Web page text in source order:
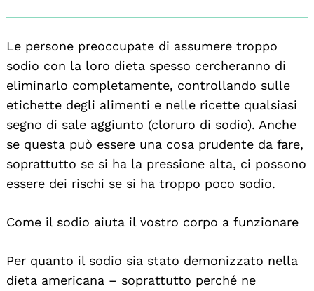
Le persone preoccupate di assumere troppo
sodio con la loro dieta spesso cercheranno di
eliminarlo completamente, controllando sulle
etichette degli alimenti e nelle ricette qualsiasi
segno di sale aggiunto (cloruro di sodio). Anche
se questa può essere una cosa prudente da fare,
soprattutto se si ha la pressione alta, ci possono
essere dei rischi se si ha troppo poco sodio.
Come il sodio aiuta il vostro corpo a funzionare
Per quanto il sodio sia stato demonizzato nella
dieta americana – soprattutto perché ne